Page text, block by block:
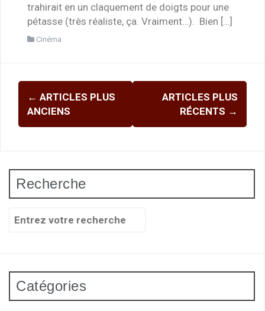
trahirait en un claquement de doigts pour une
pétasse (très réaliste, ça. Vraiment…). Bien […]
Cinéma
Navigation
des
articles
← ARTICLES PLUS
ANCIENS
ARTICLES PLUS
RÉCENTS →
Recherche
Recherche
Catégories